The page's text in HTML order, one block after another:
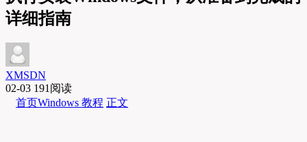
详细指南
XMSDN
02-03 191阅读
首页Windows 教程 正文